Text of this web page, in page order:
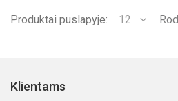
Produktai puslapyje: 12
Klientams